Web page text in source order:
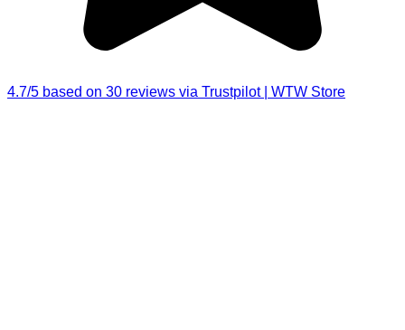
4.7/5 based on 30 reviews via Trustpilot | WTW Store